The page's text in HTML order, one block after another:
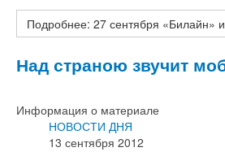
Подробнее: 27 сентября «Билайн»
Над страною звучит
Информация о материале
НОВОСТИ ДНЯ
13 сентября 2012